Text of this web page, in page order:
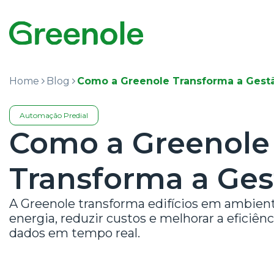
Home Blog Como a Greenole Transforma a
Automação Predial
Como a Greenole
Transforma a
A Greenole transforma edifícios em
energia, reduzir custos e melhorar a
dados em tempo real.